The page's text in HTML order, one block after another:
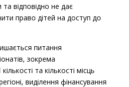
відповідно не дає
право дітей на доступ до
питання
зокрема
та кількості місць
виділення фінансування